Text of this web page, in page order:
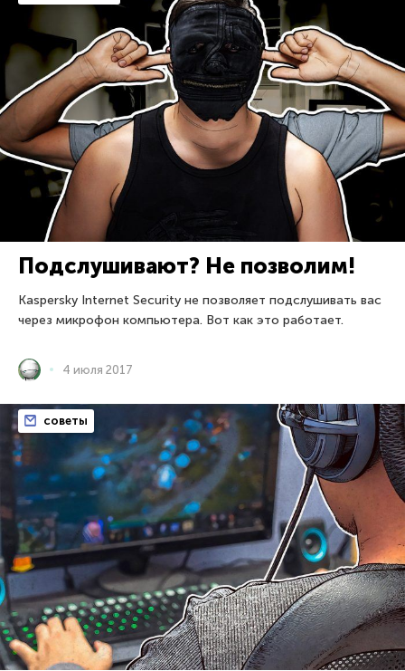
Подслушивают? Не позволим!
Kaspersky Internet Security не позволяет подслушивать вас
через микрофон компьютера. Вот как это работает.
4 июля 2017
советы